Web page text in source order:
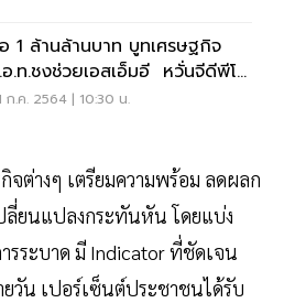
1 ล้านล้านบาท บูทเศรษฐกิจ
.ท.ชงช่วยเอสเอ็มอี หวั่นจีดีพีโต
ลือ 0%
ก.ค. 2564 | 10:30 น.
จต่างๆ เตรียมความพร้อม ลดผลก
ลี่ยนแปลงกระทันหัน โดยแบ่ง
รระบาด มี Indicator ที่ชัดเจน
วัน เปอร์เซ็นต์ประชาชนได้รับ